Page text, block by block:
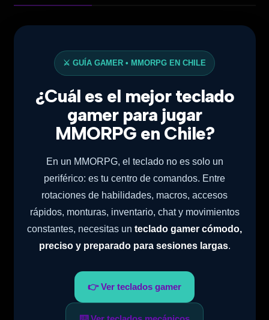
⚔️ GUÍA GAMER • MMORPG EN CHILE
¿Cuál es el mejor teclado
gamer para jugar
MMORPG en Chile?
En un MMORPG, el teclado no es solo un
periférico: es tu centro de comandos. Entre
rotaciones de habilidades, macros, accesos
rápidos, monturas, inventario, chat y movimientos
constantes, necesitas un teclado gamer cómodo,
preciso y preparado para sesiones largas.
👉 Ver teclados gamer